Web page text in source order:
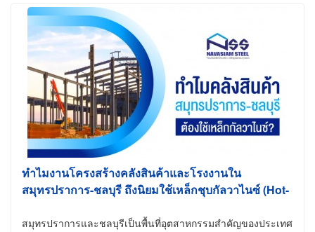
ทำไมงานโครงสร้างคลังสินค้าและโรงงานใน
สมุทรปราการ-ชลบุรี ถึงนิยมใช้เหล็กชุบกัลวาไนซ์ (Hot-
สมุทรปราการและชลบุรีเป็นพื้นที่อุตสาหกรรมสำคัญของประเทศ